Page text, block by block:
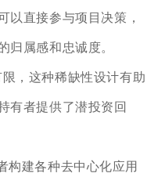
以直接参与项目决策，
归属感和忠诚度。
，这种稀缺性设计有助
有者提供了潜投资回
构建各种去中心化应用